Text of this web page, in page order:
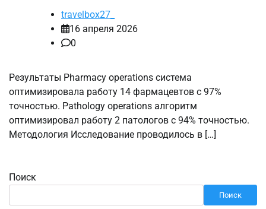
travelbox27_
16 апреля 2026
0
Результаты Pharmacy operations система
оптимизировала работу 14 фармацевтов с 97%
точностью. Pathology operations алгоритм
оптимизировал работу 2 патологов с 94% точностью.
Методология Исследование проводилось в […]
Поиск
Поиск